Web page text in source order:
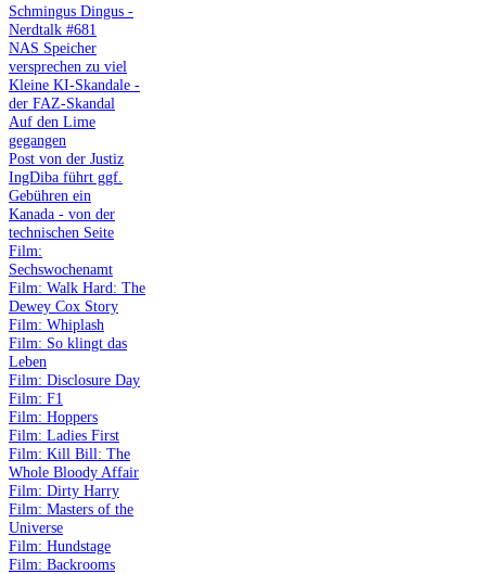
Schmingus Dingus -
Nerdtalk #681
NAS Speicher
versprechen zu viel
Kleine KI-Skandale -
der FAZ-Skandal
Auf den Lime
gegangen
Post von der Justiz
IngDiba führt ggf.
Gebühren ein
Kanada - von der
technischen Seite
Film:
Sechswochenamt
Film: Walk Hard: The
Dewey Cox Story
Film: Whiplash
Film: So klingt das
Leben
Film: Disclosure Day
Film: F1
Film: Hoppers
Film: Ladies First
Film: Kill Bill: The
Whole Bloody Affair
Film: Dirty Harry
Film: Masters of the
Universe
Film: Hundstage
Film: Backrooms